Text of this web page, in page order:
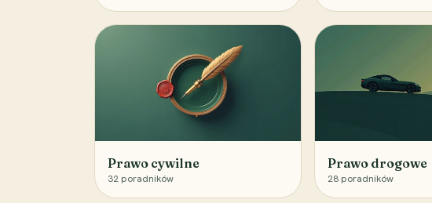
Prawo cywilne
32 poradników
Prawo drogowe
28 poradników